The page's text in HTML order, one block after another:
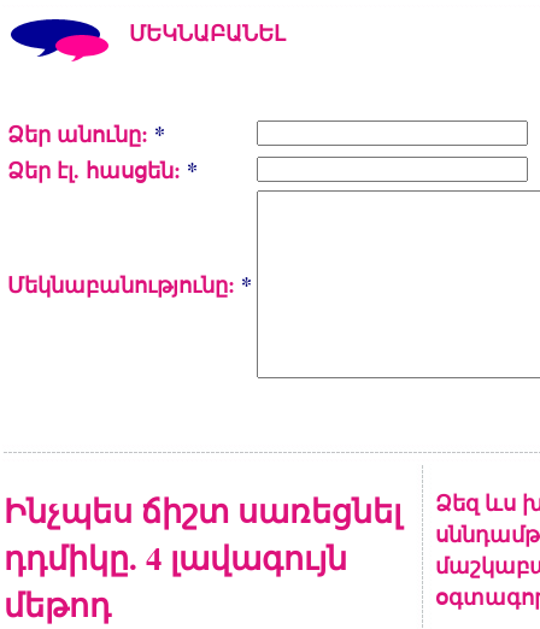
ՄԵԿՆԱԲԱՆԵԼ
Ձեր անունը: *
Ձեր էլ. հասցեն: *
Մեկնաբանությունը: *
Ինչպես ճիշտ սառեցնել
դդմիկը. 4 լավագույն
մեթոդ
Ձեզ ևս